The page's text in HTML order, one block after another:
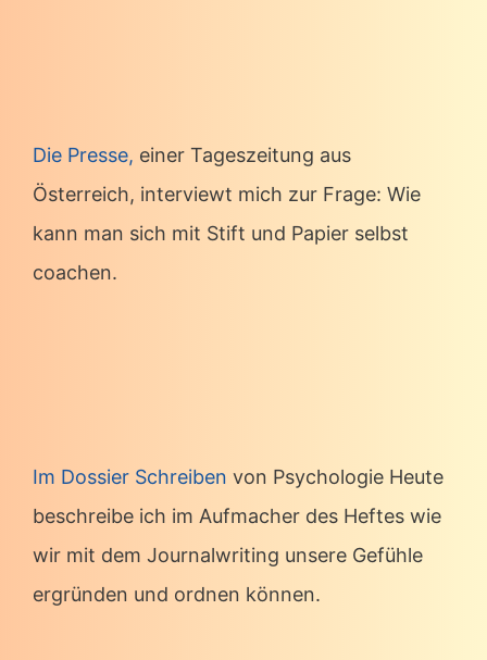
Die Presse, einer Tageszeitung aus
Österreich, interviewt mich zur Frage: Wie
kann man sich mit Stift und Papier selbst
coachen.
Im Dossier Schreiben von Psychologie Heute
beschreibe ich im Aufmacher des Heftes wie
wir mit dem Journalwriting unsere Gefühle
ergründen und ordnen können.